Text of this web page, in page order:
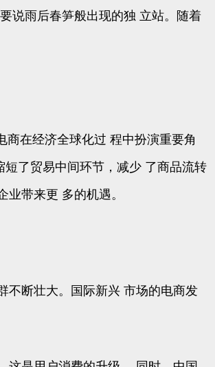
说雨后春笋般出现的独 立站。随着
商在经济全球化过 程中扮演重要角
短了贸易中间环节，减少 了商品流转
带来更 多的机遇。
不断壮大。国际新兴 市场的电商发